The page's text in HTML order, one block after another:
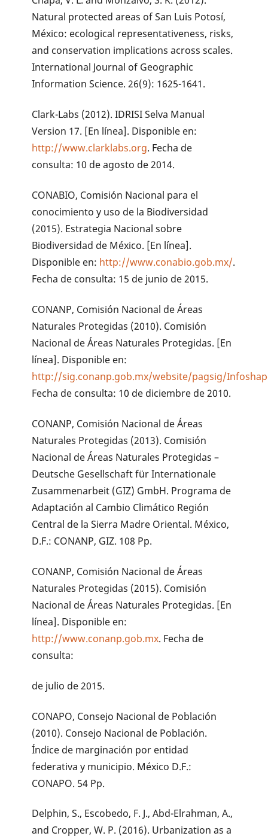
Natural protected areas of San Luis Potosí,
México: ecological representativeness, risks,
and conservation implications across scales.
International Journal of Geographic
Information Science. 26(9): 1625-1641.
Clark-Labs (2012). IDRISI Selva Manual
Version 17. [En línea]. Disponible en:
http://www.clarklabs.org. Fecha de
consulta: 10 de agosto de 2014.
CONABIO, Comisión Nacional para el
conocimiento y uso de la Biodiversidad
(2015). Estrategia Nacional sobre
Biodiversidad de México. [En línea].
Disponible en: http://www.conabio.gob.mx/.
Fecha de consulta: 15 de junio de 2015.
CONANP, Comisión Nacional de Áreas
Naturales Protegidas (2010). Comisión
Nacional de Áreas Naturales Protegidas. [En
línea]. Disponible en:
http://sig.conanp.gob.mx/website/pagsig/
Fecha de consulta: 10 de diciembre de 2010.
CONANP, Comisión Nacional de Áreas
Naturales Protegidas (2013). Comisión
Nacional de Áreas Naturales Protegidas –
Deutsche Gesellschaft für Internationale
Zusammenarbeit (GIZ) GmbH. Programa de
Adaptación al Cambio Climático Región
Central de la Sierra Madre Oriental. México,
D.F.: CONANP, GIZ. 108 Pp.
CONANP, Comisión Nacional de Áreas
Naturales Protegidas (2015). Comisión
Nacional de Áreas Naturales Protegidas. [En
línea]. Disponible en:
http://www.conanp.gob.mx. Fecha de
consulta:
de julio de 2015.
CONAPO, Consejo Nacional de Población
(2010). Consejo Nacional de Población.
Índice de marginación por entidad
federativa y municipio. México D.F.:
CONAPO. 54 Pp.
Delphin, S., Escobedo, F. J., Abd-Elrahman, A.,
and Cropper, W. P. (2016). Urbanization as a